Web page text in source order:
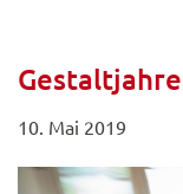
10. Mai 2019